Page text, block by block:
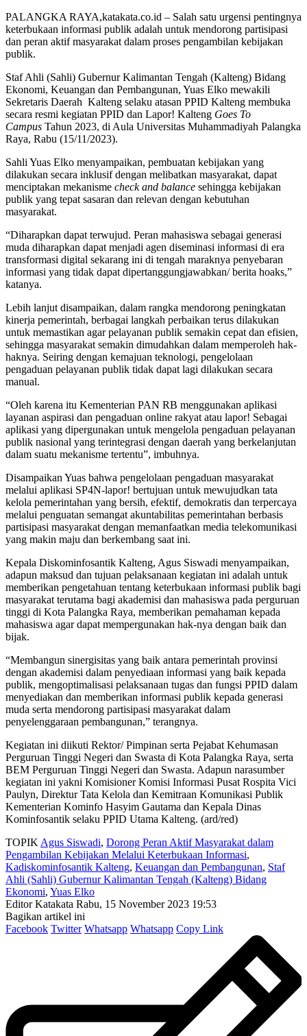
PALANGKA RAYA,katakata.co.id – Salah satu urgensi pentingnya
keterbukaan informasi publik adalah untuk mendorong partisipasi
dan peran aktif masyarakat dalam proses pengambilan kebijakan
publik.
Staf Ahli (Sahli) Gubernur Kalimantan Tengah (Kalteng) Bidang
Ekonomi, Keuangan dan Pembangunan, Yuas Elko mewakili
Sekretaris Daerah Kalteng selaku atasan PPID Kalteng membuka
secara resmi kegiatan PPID dan Lapor! Kalteng Goes To
Campus Tahun 2023, di Aula Universitas Muhammadiyah Palangka
Raya, Rabu (15/11/2023).
Sahli Yuas Elko menyampaikan, pembuatan kebijakan yang
dilakukan secara inklusif dengan melibatkan masyarakat, dapat
menciptakan mekanisme check and balance sehingga kebijakan
publik yang tepat sasaran dan relevan dengan kebutuhan
masyarakat.
“Diharapkan dapat terwujud. Peran mahasiswa sebagai generasi
muda diharapkan dapat menjadi agen diseminasi informasi di era
transformasi digital sekarang ini di tengah maraknya penyebaran
informasi yang tidak dapat dipertanggungjawabkan/ berita hoaks,”
katanya.
Lebih lanjut disampaikan, dalam rangka mendorong peningkatan
kinerja pemerintah, berbagai langkah perbaikan terus dilakukan
untuk memastikan agar pelayanan publik semakin cepat dan efisien,
sehingga masyarakat semakin dimudahkan dalam memperoleh hak-
haknya. Seiring dengan kemajuan teknologi, pengelolaan
pengaduan pelayanan publik tidak dapat lagi dilakukan secara
manual.
“Oleh karena itu Kementerian PAN RB menggunakan aplikasi
layanan aspirasi dan pengaduan online rakyat atau lapor! Sebagai
aplikasi yang dipergunakan untuk mengelola pengaduan pelayanan
publik nasional yang terintegrasi dengan daerah yang berkelanjutan
dalam suatu mekanisme tertentu”, imbuhnya.
Disampaikan Yuas bahwa pengelolaan pengaduan masyarakat
melalui aplikasi SP4N-lapor! bertujuan untuk mewujudkan tata
kelola pemerintahan yang bersih, efektif, demokratis dan terpercaya
melalui penguatan semangat akuntabilitas pemerintahan berbasis
partisipasi masyarakat dengan memanfaatkan media telekomunikasi
yang makin maju dan berkembang saat ini.
Kepala Diskominfosantik Kalteng, Agus Siswadi menyampaikan,
adapun maksud dan tujuan pelaksanaan kegiatan ini adalah untuk
memberikan pengetahuan tentang keterbukaan informasi publik bagi
masyarakat terutama bagi akademisi dan mahasiswa pada perguruan
tinggi di Kota Palangka Raya, memberikan pemahaman kepada
mahasiswa agar dapat mempergunakan hak-nya dengan baik dan
bijak.
“Membangun sinergisitas yang baik antara pemerintah provinsi
dengan akademisi dalam penyediaan informasi yang baik kepada
publik, mengoptimalisasi pelaksanaan tugas dan fungsi PPID dalam
menyediakan dan memberikan informasi publik kepada generasi
muda serta mendorong partisipasi masyarakat dalam
penyelenggaraan pembangunan,” terangnya.
Kegiatan ini diikuti Rektor/ Pimpinan serta Pejabat Kehumasan
Perguruan Tinggi Negeri dan Swasta di Kota Palangka Raya, serta
BEM Perguruan Tinggi Negeri dan Swasta. Adapun narasumber
kegiatan ini yakni Komisioner Komisi Informasi Pusat Rospita Vici
Paulyn, Direktur Tata Kelola dan Kemitraan Komunikasi Publik
Kementerian Kominfo Hasyim Gautama dan Kepala Dinas
Kominfosantik selaku PPID Utama Kalteng. (ard/red)
TOPIK Agus Siswadi, Dorong Peran Aktif Masyarakat dalam
Pengambilan Kebijakan Melalui Keterbukaan Informasi,
Kadiskominfosantik Kalteng, Keuangan dan Pembangunan, Staf
Ahli (Sahli) Gubernur Kalimantan Tengah (Kalteng) Bidang
Ekonomi, Yuas Elko
Editor Katakata Rabu, 15 November 2023 19:53
Bagikan artikel ini
Facebook Twitter Whatsapp Whatsapp Copy Link